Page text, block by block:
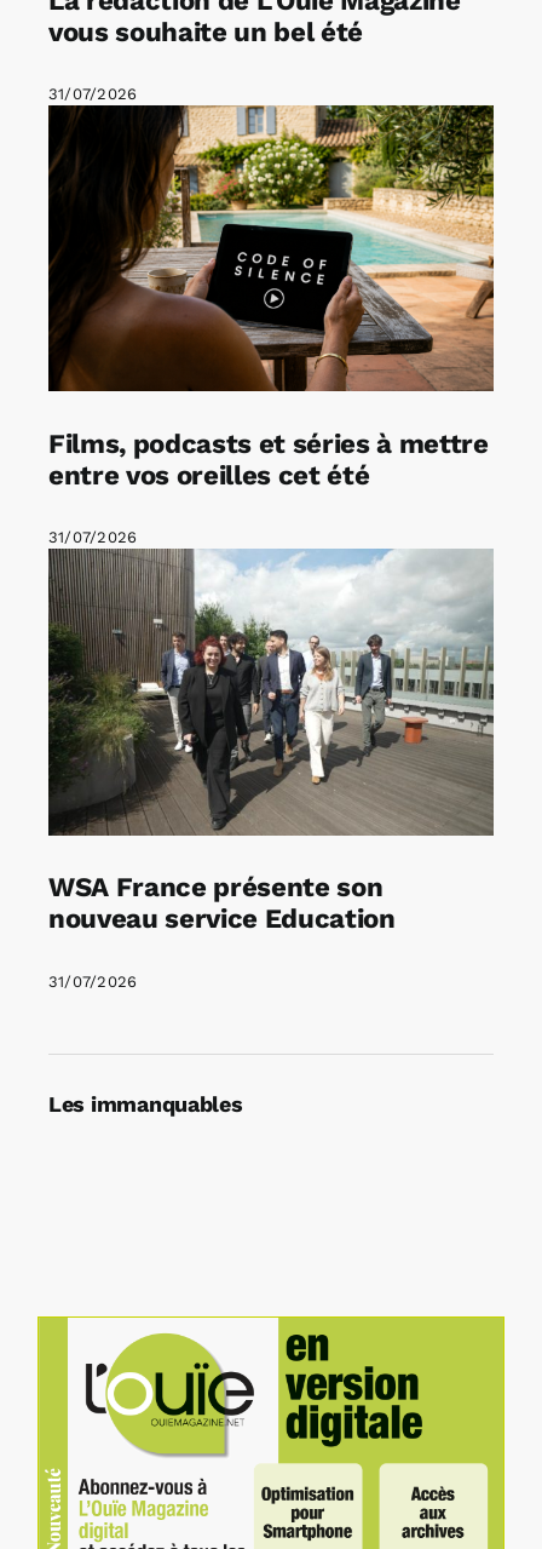
vous souhaite un bel été
31/07/2026
Films, podcasts et séries à mettre
entre vos oreilles cet été
31/07/2026
WSA France présente son
nouveau service Education
31/07/2026
Les immanquables